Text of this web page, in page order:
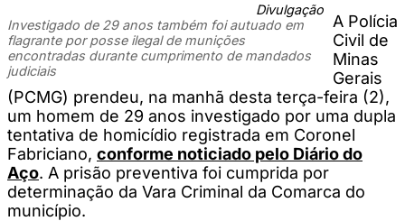
Divulgação
Investigado de 29 anos também foi autuado em
flagrante por posse ilegal de munições
encontradas durante cumprimento de mandados
judiciais
A Polícia
Civil de
Minas
Gerais
(PCMG) prendeu, na manhã desta terça-feira (2),
um homem de 29 anos investigado por uma dupla
tentativa de homicídio registrada em Coronel
Fabriciano, conforme noticiado pelo Diário do
Aço. A prisão preventiva foi cumprida por
determinação da Vara Criminal da Comarca do
município.